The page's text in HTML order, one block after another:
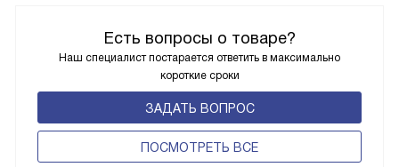
Есть вопросы о товаре?
Наш специалист постарается ответить в максимально
короткие сроки
ЗАДАТЬ ВОПРОС
ПОCМОТРЕТЬ ВСЕ